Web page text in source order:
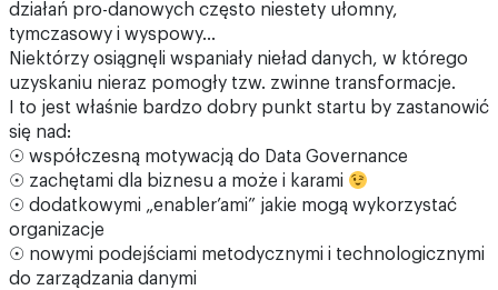
działań pro-danowych często niestety ułomny,
tymczasowy i wyspowy…
Niektórzy osiągnęli wspaniały nieład danych, w którego
uzyskaniu nieraz pomogły tzw. zwinne transformacje.
I to jest właśnie bardzo dobry punkt startu by zastanowić
się nad:
☉ współczesną motywacją do Data Governance
☉ zachętami dla biznesu a może i karami
☉ dodatkowymi „enabler’ami” jakie mogą wykorzystać
organizacje
☉ nowymi podejściami metodycznymi i technologicznymi
do zarządzania danymi